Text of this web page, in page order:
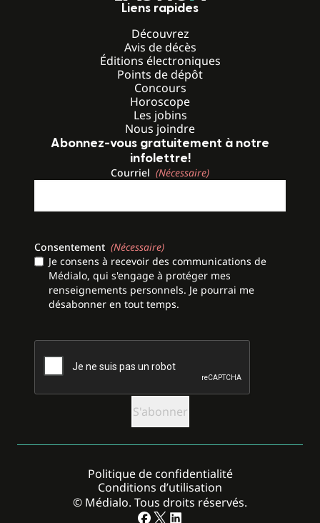
Liens rapides
Découvrez
Avis de décès
Éditions électroniques
Points de dépôt
Concours
Horoscope
Les jobins
Nous joindre
Abonnez-vous gratuitement à notre
infolettre!
Courriel (Nécessaire)
Consentement (Nécessaire)
Je consens à recevoir des communications de
Médialo, qui s'engage à protéger mes
renseignements personnels. Je pourrai me
désabonner en tout temps.
© Médialo. Tous droits réservés.
Politique de confidentialité
Conditions d’utilisation